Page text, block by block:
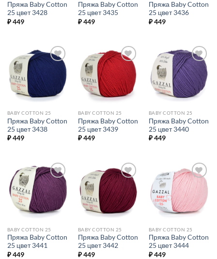
Пряжа Baby Cotton
25 цвет 3428
₽449
Пряжа Baby Cotton
25 цвет 3435
₽449
Пряжа Baby Cotton
25 цвет 3436
₽449
Добавить в
избранное.
BABY COTTON 25
Пряжа Baby Cotton
25 цвет 3438
₽449
Добавить в
избранное.
BABY COTTON 25
Пряжа Baby Cotton
25 цвет 3439
₽449
Добавить в
избранное.
BABY COTTON 25
Пряжа Baby Cotton
25 цвет 3440
₽449
Добавить в
избранное.
BABY COTTON 25
Пряжа Baby Cotton
25 цвет 3441
₽449
Добавить в
избранное.
BABY COTTON 25
Пряжа Baby Cotton
25 цвет 3442
₽449
Добавить в
избранное.
BABY COTTON 25
Пряжа Baby Cotton
25 цвет 3444
₽449